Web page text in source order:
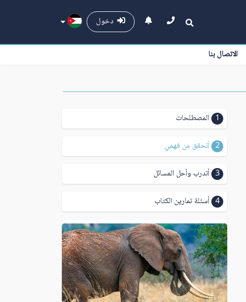
دخول
الاتصال بنا
1 المصطلحات
2 أتحقق من فهمي
3 أتدرب وأحل المسائل
4 أسئلة تمارين الكتاب